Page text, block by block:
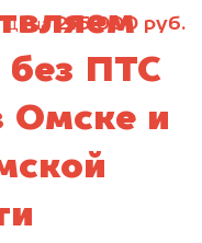
цена 215 000 руб.
без ПТС
Омске и